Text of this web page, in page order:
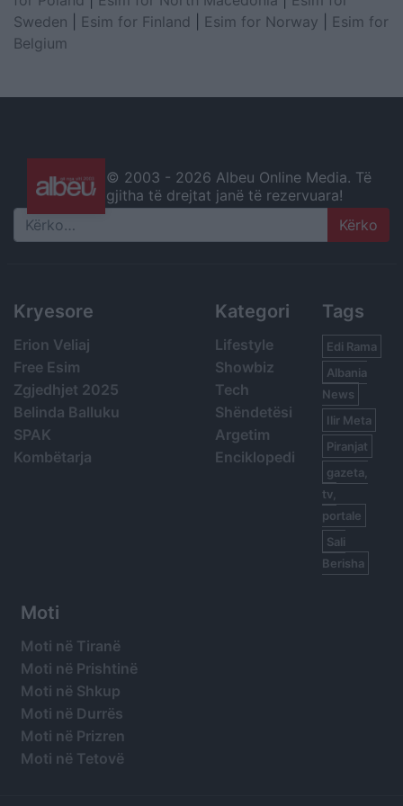
Sweden
Esim for Finland Esim for Norway
Esim for
Belgium
© 2003 - 2026 Albeu Online Media. Të
gjitha të drejtat janë të rezervuara!
Search
Kryesore
Erion Veliaj
Free Esim
Zgjedhjet 2025
Belinda Balluku
SPAK
Kombëtarja
Kategori
Lifestyle
Showbiz
Tech
Shëndetësi
Argetim
Enciklopedi
Tags
Edi Rama
Albania
News
Ilir Meta
Piranjat
gazeta,
tv,
portale
Sali
Berisha
Moti
Moti në Tiranë
Moti në Prishtinë
Moti në Shkup
Moti në Durrës
Moti në Prizren
Moti në Tetovë